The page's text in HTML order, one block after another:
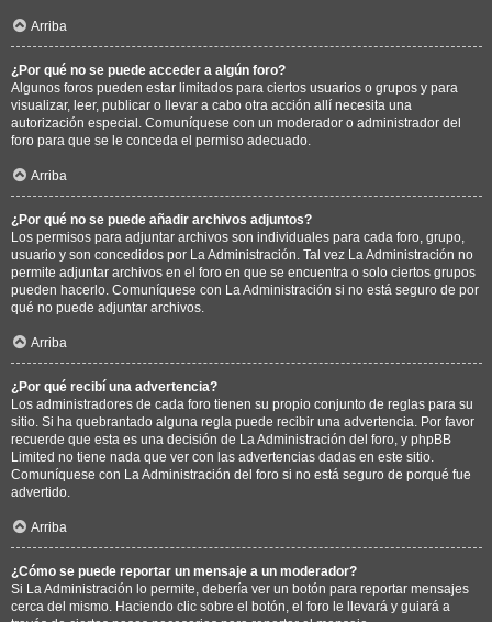
Arriba
¿Por qué no se puede acceder a algún foro?
Algunos foros pueden estar limitados para ciertos usuarios o grupos y para
visualizar, leer, publicar o llevar a cabo otra acción allí necesita una
autorización especial. Comuníquese con un moderador o administrador del
foro para que se le conceda el permiso adecuado.
Arriba
¿Por qué no se puede añadir archivos adjuntos?
Los permisos para adjuntar archivos son individuales para cada foro, grupo,
usuario y son concedidos por La Administración. Tal vez La Administración no
permite adjuntar archivos en el foro en que se encuentra o solo ciertos grupos
pueden hacerlo. Comuníquese con La Administración si no está seguro de por
qué no puede adjuntar archivos.
Arriba
¿Por qué recibí una advertencia?
Los administradores de cada foro tienen su propio conjunto de reglas para su
sitio. Si ha quebrantado alguna regla puede recibir una advertencia. Por favor
recuerde que esta es una decisión de La Administración del foro, y phpBB
Limited no tiene nada que ver con las advertencias dadas en este sitio.
Comuníquese con La Administración del foro si no está seguro de porqué fue
advertido.
Arriba
¿Cómo se puede reportar un mensaje a un moderador?
Si La Administración lo permite, debería ver un botón para reportar mensajes
cerca del mismo. Haciendo clic sobre el botón, el foro le llevará y guiará a